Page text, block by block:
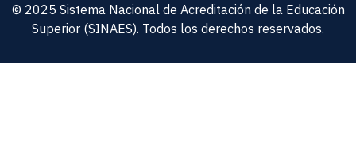
© 2025 Sistema Nacional de Acreditación de la Educación
Superior (SINAES). Todos los derechos reservados.